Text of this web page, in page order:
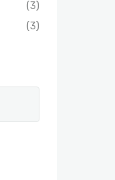
(3)
(3)